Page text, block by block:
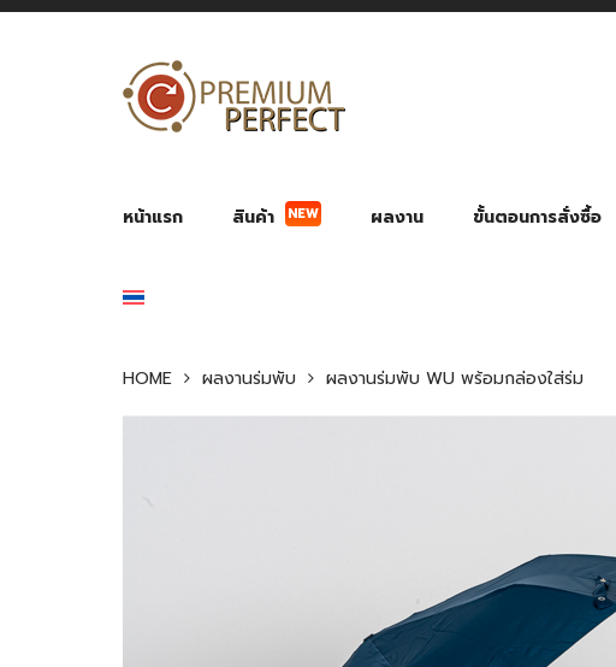
หน้าแรก สินค้า NEW ผลงาน ขั้นตอนการสั่งซื้อ
HOME ผลงานร่มพับ ผลงานร่มพับ WU พร้อมกล่องใส่ร่ม